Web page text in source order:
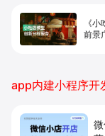
《
前景
app内建小程序开